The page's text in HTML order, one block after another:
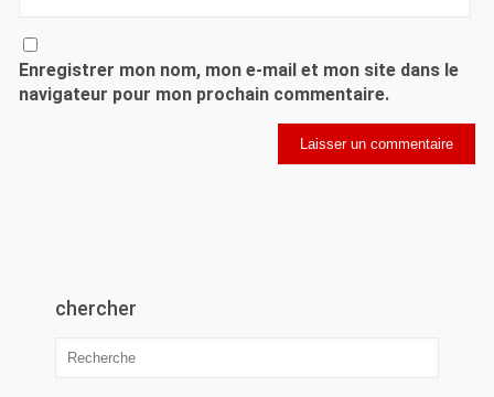
Enregistrer mon nom, mon e-mail et mon site dans le
navigateur pour mon prochain commentaire.
chercher